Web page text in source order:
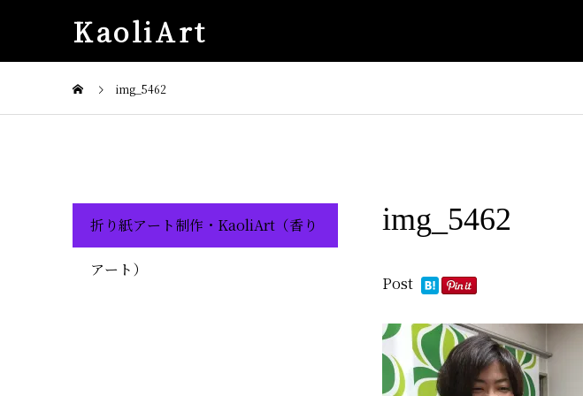
KaoliArt
img_5462
img_5462
Post
折り紙アート制作・KaoliArt（香り
アート）